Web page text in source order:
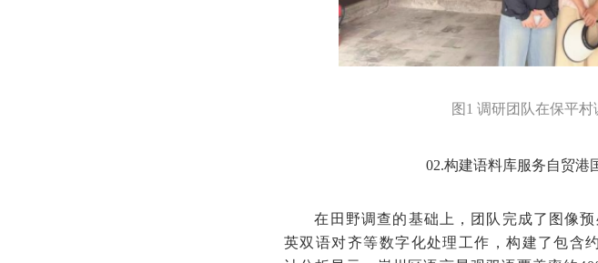
图 1 调研团队在保平
02.构建语料库服务自贸港
在田野调查的基础上，团队完成了图像
英双语对齐等数字化处理工作，构建了包含